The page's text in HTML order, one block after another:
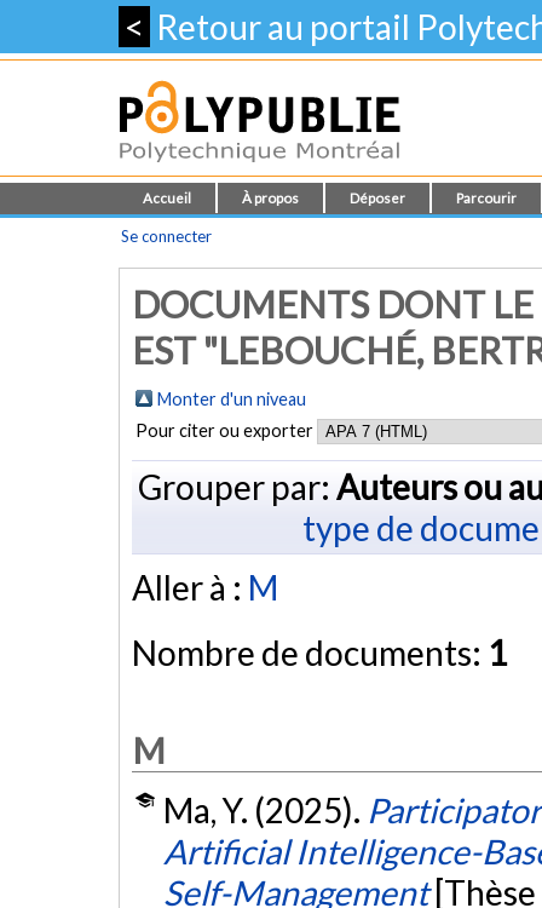
< Retour au portail
Accueil À propos Déposer Parcourir
Se connecter
DOCUMENTS DONT
EST "LEBOUCHÉ,
Monter d'un niveau
Pour citer ou exporter
Grouper par: Auteurs ou
type de
Aller à : M
Nombre de documents: 1
M
Ma, Y. (2025).
Artificial Intelligence-
Self-Management